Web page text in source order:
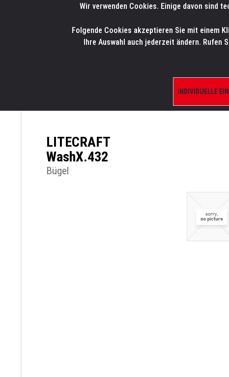
HOME
LITECRAFT
WashX.432
Bügel
Wir verwenden Cookies. Einige davon sind
Folgende Cookies akzeptieren Sie mit einem
Ihre Auswahl auch jederzeit ändern. Rufen
INDIVIDUELLE